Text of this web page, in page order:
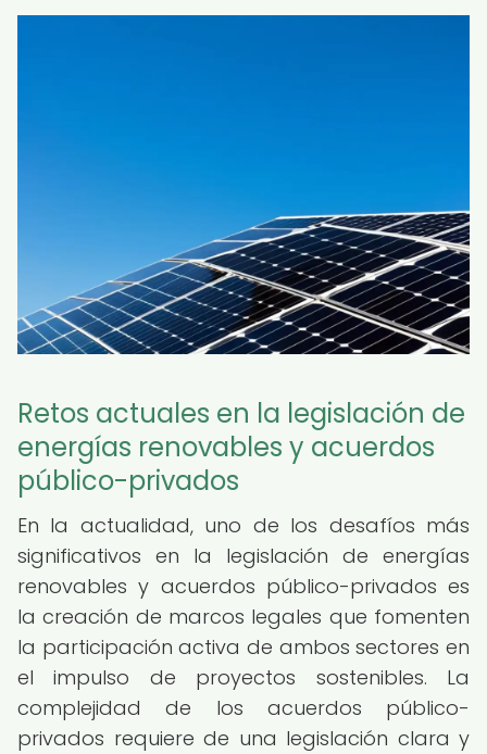
Retos actuales en la legislación de
energías renovables y acuerdos
público-privados
En la actualidad, uno de los desafíos más
significativos en la legislación de energías
renovables y acuerdos público-privados es
la creación de marcos legales que fomenten
la participación activa de ambos sectores en
el impulso de proyectos sostenibles. La
complejidad de los acuerdos público-
privados requiere de una legislación clara y